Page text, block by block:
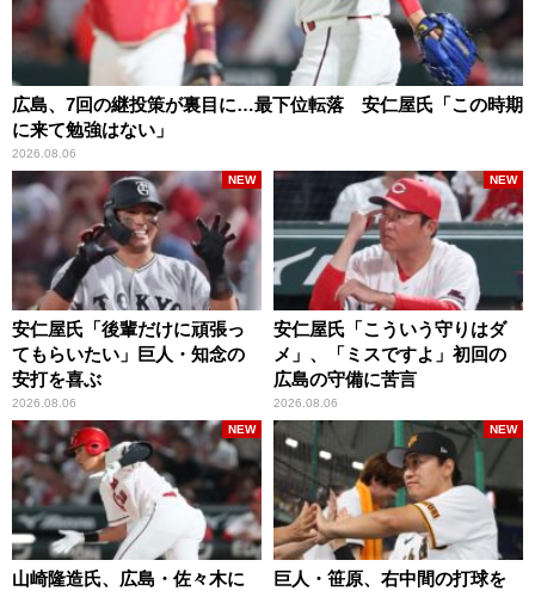
広島、7回の継投策が裏目に…最下位転落 安仁屋氏「この時期
に来て勉強はない」
2026.08.06
安仁屋氏「後輩だけに頑張っ
てもらいたい」巨人・知念の
安打を喜ぶ
2026.08.06
NEW
安仁屋氏「こういう守りはダ
メ」、「ミスですよ」初回の
広島の守備に苦言
2026.08.06
NEW
山崎隆造氏、広島・佐々木に
NEW
巨人・笹原、右中間の打球を
NEW